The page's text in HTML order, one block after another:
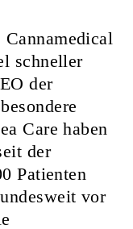
schneller
der
Care haben
der
Patienten
vor